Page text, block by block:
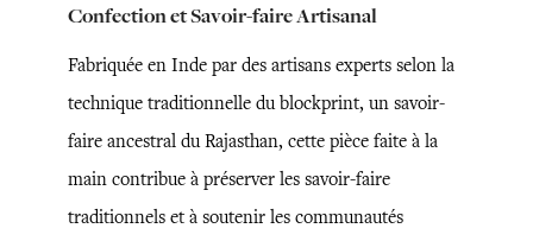
Confection et Savoir-faire Artisanal
Fabriquée en Inde par des artisans experts selon la
technique traditionnelle du blockprint, un savoir-
faire ancestral du Rajasthan, cette pièce faite à la
main contribue à préserver les savoir-faire
traditionnels et à soutenir les communautés